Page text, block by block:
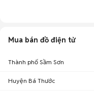
Mua bán đồ điện tử
Thành phố Sầm Sơn
Huyện Bá Thước